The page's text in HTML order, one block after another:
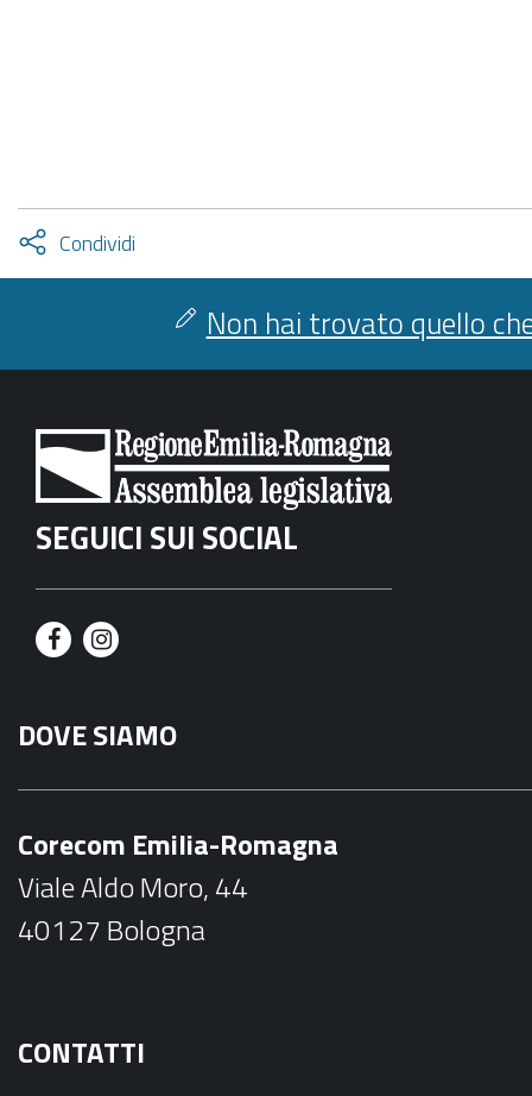
Condividi
facebook
twitter
Attiva
condividi
Non hai trovato quello
SEGUICI SUI SOCIAL
F
c
e
k
I
s
t
a
DOVE SIAMO
Corecom Emilia-Romagna
Viale Aldo Moro, 44
40127 Bologna
CONTATTI